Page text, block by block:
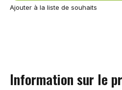
Ajouter à la liste de souhaits
Information sur le